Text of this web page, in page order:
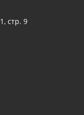
стр. 9